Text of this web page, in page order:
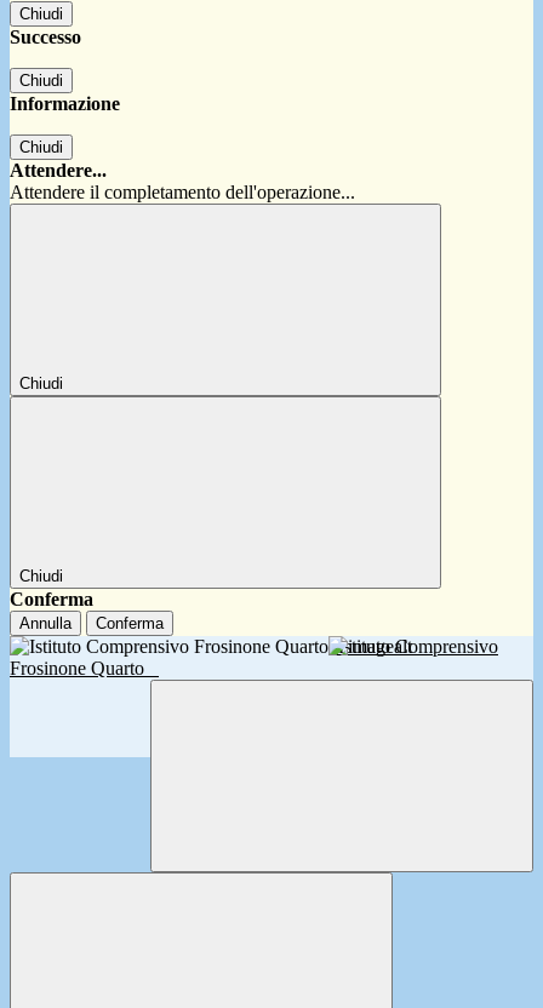
Chiudi
Successo
Chiudi
Informazione
Chiudi
Attendere...
Attendere il completamento dell'operazione...
Chiudi
Chiudi
Conferma
Annulla Conferma
Istituto Comprensivo
Frosinone Quarto